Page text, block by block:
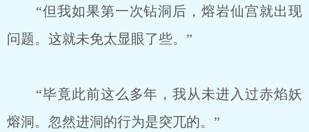
“但我如果第一次钻洞后，熔岩仙宫就出现
问题。这就未免太显眼了些。”
“毕竟此前这么多年，我从未进入过赤焰妖
熔洞。忽然进洞的行为是突兀的。”